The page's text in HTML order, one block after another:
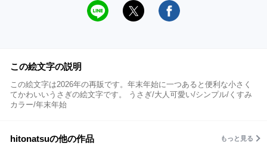
この絵文字の説明
この絵文字は2026年の再販です。年末年始に一つあると便利な小さく
てかわいいうさぎの絵文字です。 うさぎ/大人可愛い/シンプル/くすみ
カラー/年末年始
hitonatsuの他の作品 もっと見る